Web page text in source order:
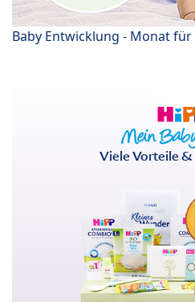
Baby Entwicklung - Monat
Viele Vorteile &